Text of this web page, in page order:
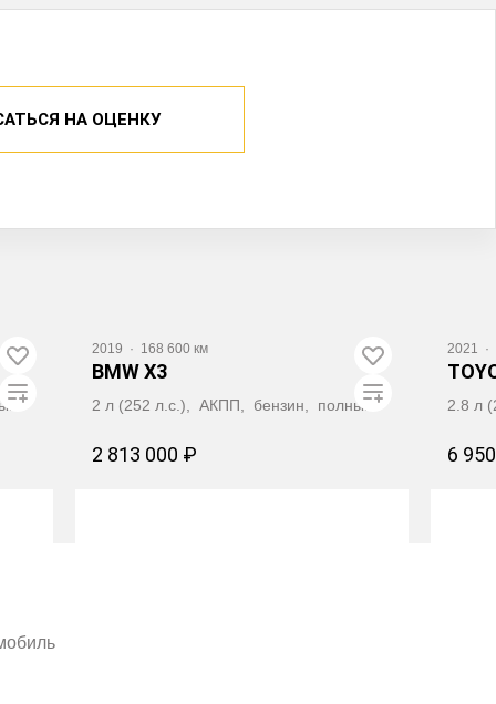
НА ОЦЕНКУ
2019 · 168 600 км
BMW X3
2 л (252 л.с.), АКПП, бензин, полный
2 813 000 ₽
2021 ·
2.8 л
6